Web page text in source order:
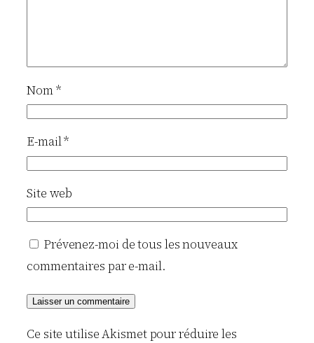
Nom*
E-mail*
Site web
Prévenez-moi de tous les nouveaux
commentaires par e-mail.
Ce site utilise Akismet pour réduire les